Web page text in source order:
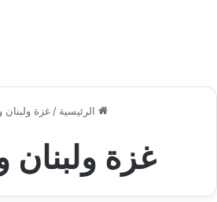
الرئيسية / غزة ولبنان
غزة ولبنان